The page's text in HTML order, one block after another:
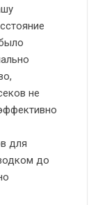
не
для
до